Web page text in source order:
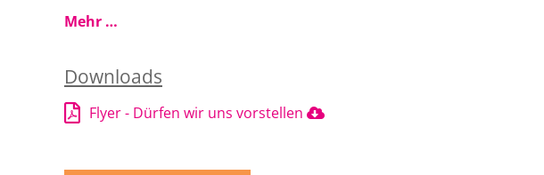
Mehr …
Downloads
Flyer - Dürfen wir uns vorstellen